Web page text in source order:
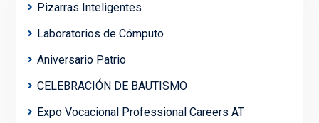
Pizarras Inteligentes
Laboratorios de Cómputo
Aniversario Patrio
CELEBRACIÓN DE BAUTISMO
Expo Vocacional Professional Careers AT